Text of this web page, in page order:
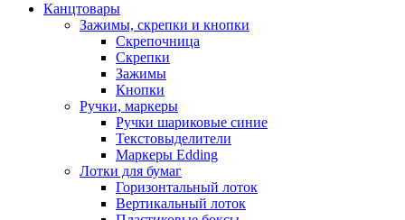
Канцтовары
Зажимы, скрепки и кнопки
Скрепочница
Скрепки
Зажимы
Кнопки
Ручки, маркеры
Ручки шариковые синие
Текстовыделители
Маркеры Edding
Лотки для бумаг
Горизонтальный лоток
Вертикальный лоток